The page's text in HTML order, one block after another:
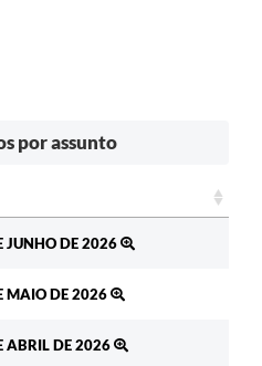
por assunto
JUNHO DE 2026
MAIO DE 2026
ABRIL DE 2026